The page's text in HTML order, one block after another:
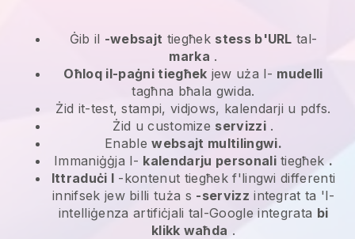
Ġib il -websajt tiegħek stess b'URL tal-
marka .
Oħloq il-paġni tiegħek jew uża l- mudelli
tagħna bħala gwida.
Żid it-test, stampi, vidjows, kalendarji u pdfs.
Żid u customize servizzi .
Enablewebsajt multilingwi.
Immaniġġja l- kalendarju personalitiegħek .
Ittraduċi l -kontenut tiegħek f'lingwi differenti
innifsek jew billi tuża s -servizz integrat ta 'l-
intelliġenza artifiċjali tal-Google integrata bi
klikk waħda .